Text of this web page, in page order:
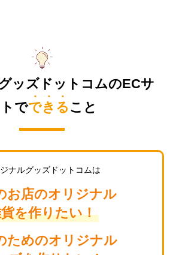
ッズドットコムのECサ
でできる こと
ナルグッズドットコムは
お店のオリジナル
を作りたい！
ためのオリジナル